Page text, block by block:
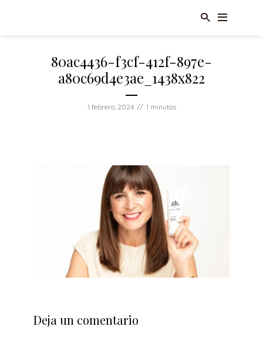
80ac4436-f3cf-412f-897e-
a80c69d4e3ae_1438x822
1 febrero, 2024 1 minutos
Deja un comentario